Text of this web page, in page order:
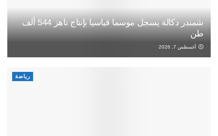
شمندر دكالة يسجل موسما قياسيا بإنتاج ناهز 544 ألف
طن
أغسطس 7, 2026
رياضة